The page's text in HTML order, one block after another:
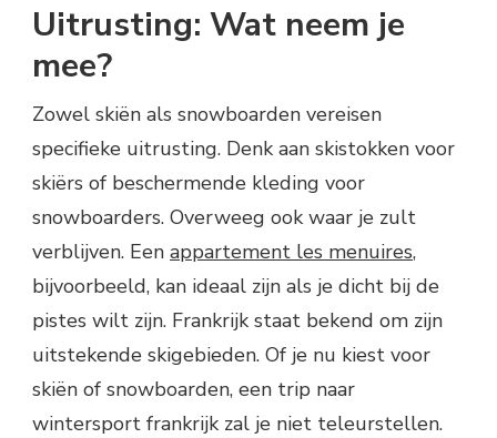
Uitrusting: Wat neem je
mee?
Zowel skiën als snowboarden vereisen
specifieke uitrusting. Denk aan skistokken voor
skiërs of beschermende kleding voor
snowboarders. Overweeg ook waar je zult
verblijven. Een appartement les menuires,
bijvoorbeeld, kan ideaal zijn als je dicht bij de
pistes wilt zijn. Frankrijk staat bekend om zijn
uitstekende skigebieden. Of je nu kiest voor
skiën of snowboarden, een trip naar
wintersport frankrijk zal je niet teleurstellen.